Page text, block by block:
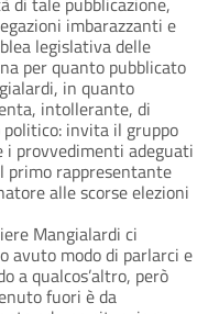
imbarazzanti e
legislativa delle
per quanto pubblicato
in quanto
intollerante, di
invita il gruppo
i provvedimenti adeguati
primo rappresentante
alle scorse elezioni
Mangialardi ci
avuto modo di parlarci e
a qualcos’altro, però
fuori è da